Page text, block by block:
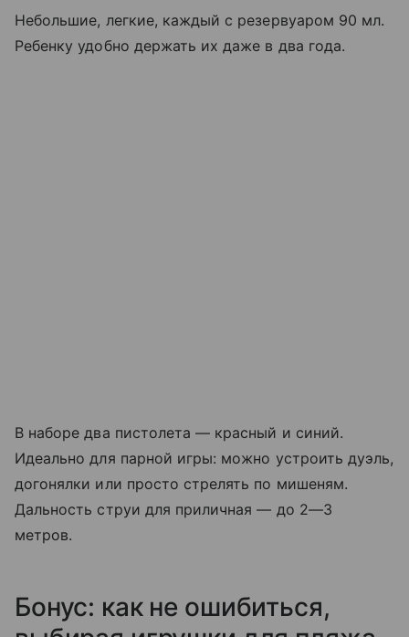
Небольшие, легкие, каждый с резервуаром 90 мл.
Ребенку удобно держать их даже в два года.
В наборе два пистолета — красный и синий.
Идеально для парной игры: можно устроить дуэль,
догонялки или просто стрелять по мишеням.
Дальность струи для приличная — до 2—3
метров.
Бонус: как не ошибиться,